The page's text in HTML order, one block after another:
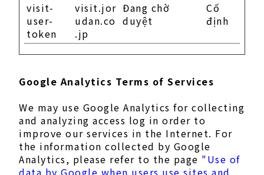
visit-
user-
token
visit.jor
udan.co
.jp
Đang chờ
duyệt
Cố
định
Google Analytics Terms of Services
We may use Google Analytics for collecting
and analyzing access log in order to
improve our services in the Internet. For
the information collected by Google
Analytics, please refer to the page "Use of
data by Google when users use sites and